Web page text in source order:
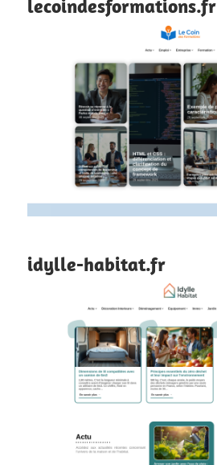
lecoindesformations.fr
idylle-habitat.fr